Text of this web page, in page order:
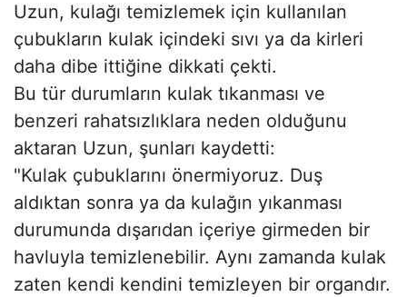
Uzun, kulağı temizlemek için kullanılan
çubukların kulak içindeki sıvı ya da kirleri
daha dibe ittiğine dikkati çekti.
Bu tür durumların kulak tıkanması ve
benzeri rahatsızlıklara neden olduğunu
aktaran Uzun, şunları kaydetti:
"Kulak çubuklarını önermiyoruz. Duş
aldıktan sonra ya da kulağın yıkanması
durumunda dışarıdan içeriye girmeden bir
havluyla temizlenebilir. Aynı zamanda kulak
zaten kendi kendini temizleyen bir organdır.